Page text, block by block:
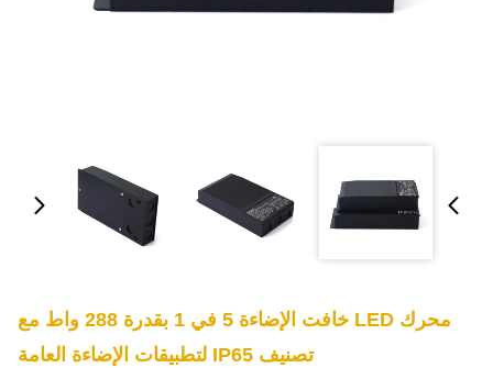
محرك LED خافت الإضاءة 5 في 1 بقدرة 288 واط مع
تصنيف IP65 لتطبيقات الإضاءة العامة